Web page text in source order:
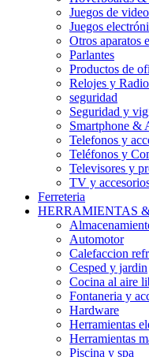
Juegos de video
Juegos
Otros aparatos
Parlantes
Productos de
Relojes y
seguridad
Seguridad y
Smartphone &
Telefonos y
Teléfonos y
Televisores y
TV y
Ferreteria
HERRAMIENTAS
Automotor
Calefaccion
Cesped y jardin
Cocina al aire
Fontaneria y
Hardware
Herramientas
Herramientas
Piscina y spa